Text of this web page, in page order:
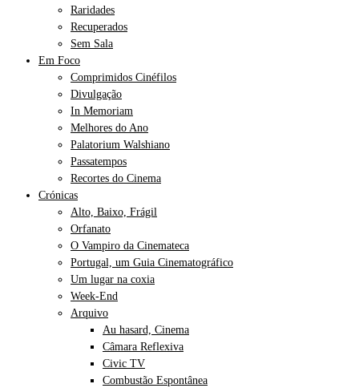
Raridades
Recuperados
Sem Sala
Em Foco
Comprimidos Cinéfilos
Divulgação
In Memoriam
Melhores do Ano
Palatorium Walshiano
Passatempos
Recortes do Cinema
Crónicas
Alto, Baixo, Frágil
Orfanato
O Vampiro da Cinemateca
Portugal, um Guia Cinematográfico
Um lugar na coxia
Week-End
Arquivo
Au hasard, Cinema
Câmara Reflexiva
Civic TV
Combustão Espontânea